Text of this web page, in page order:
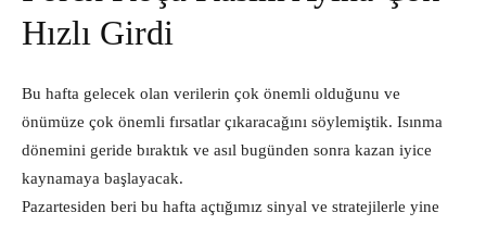
Hızlı Girdi
Bu hafta gelecek olan verilerin çok önemli olduğunu ve
önümüze çok önemli fırsatlar çıkaracağını söylemiştik. Isınma
dönemini geride bıraktık ve asıl bugünden sonra kazan iyice
kaynamaya başlayacak.
Pazartesiden beri bu hafta açtığımız sinyal ve stratejilerle yine